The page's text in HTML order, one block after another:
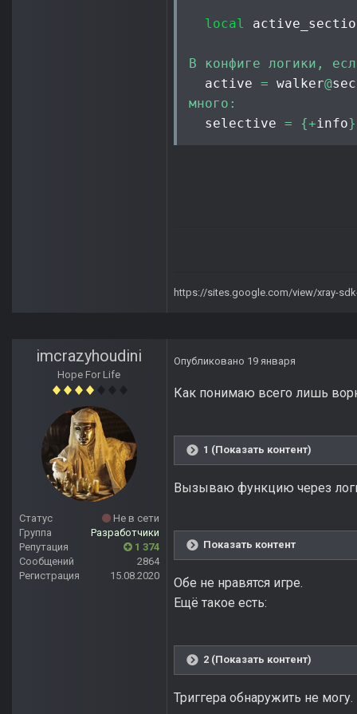
local
В конфиге логики,
  active
= walker@
много:
  selective
= {+info}
https://sites.google.com/view/xray-
imcrazyhoudini
Hope For Life
Статус
Не в сети
Группа
Разработчики
Репутация
1 374
Сообщений
2864
Регистрация
15.08.2020
Опубликовано 19 января
Как понимаю всего лишь
1 (Показать контент)
Вызываю функцию через
Показать контент
Обе не нравятся игре.
Ещё такое есть:
2 (Показать контент)
Триггера обнаружить не могу.